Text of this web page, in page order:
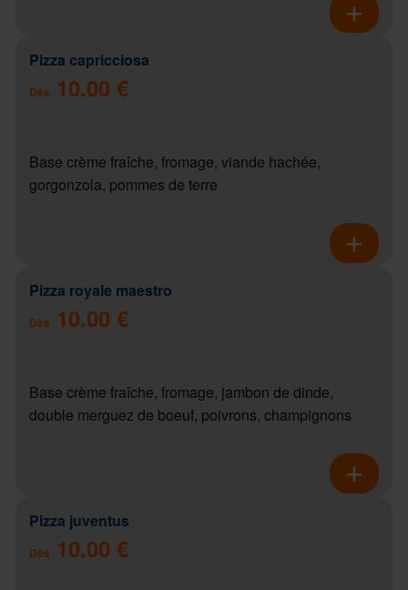
Pizza capricciosa
Dès 10.00 €
Base crème fraîche, fromage, viande hachée,
gorgonzola, pommes de terre
Pizza royale maestro
Dès 10.00 €
Base crème fraîche, fromage, jambon de dinde,
double merguez de boeuf, poivrons, champignons
Pizza juventus
Dès 10.00 €